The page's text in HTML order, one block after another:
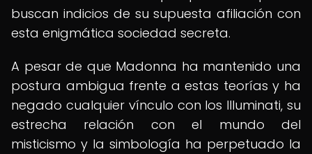
buscan indicios de su supuesta afiliación con
esta enigmática sociedad secreta.
A pesar de que Madonna ha mantenido una
postura ambigua frente a estas teorías y ha
negado cualquier vínculo con los Illuminati, su
estrecha relación con el mundo del
misticismo y la simbología ha perpetuado la